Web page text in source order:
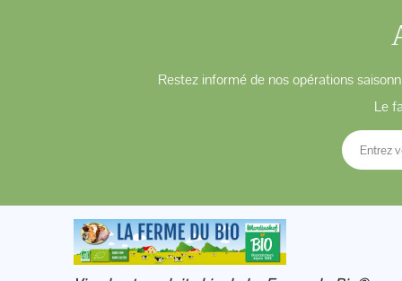
Restez informé de nos opérations
Le